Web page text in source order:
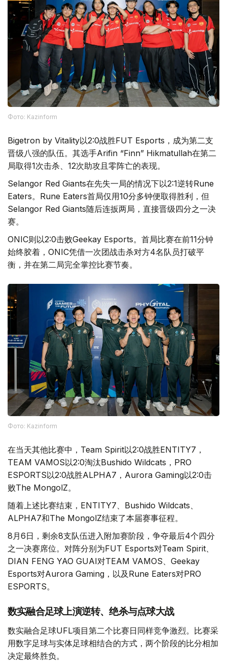
Фото: Kazinform
Bigetron by Vitality以2:0战胜FUT Esports，成为第二支
晋级八强的队伍。其选手Arifin “Finn” Hikmatullah在第二
局取得1次击杀、12次助攻且零阵亡的表现。
Selangor Red Giants在先失一局的情况下以2:1逆转Rune
Eaters。Rune Eaters首局仅用10分多钟便取得胜利，但
Selangor Red Giants随后连扳两局，直接晋级四分之一决
赛。
ONIC则以2:0击败Geekay Esports。首局比赛在前11分钟
始终胶着，ONIC凭借一次团战击杀对方4名队员打破平
衡，并在第二局完全掌控比赛节奏。
Фото: Kazinform
在当天其他比赛中，Team Spirit以2:0战胜ENTITY7，
TEAM VAMOS以2:0淘汰Bushido Wildcats，PRO
ESPORTS以2:0战胜ALPHA7，Aurora Gaming以2:0击
败The MongolZ。
随着上述比赛结束，ENTITY7、Bushido Wildcats、
ALPHA7和The MongolZ结束了本届赛事征程。
8月6日，剩余8支队伍进入附加赛阶段，争夺最后4个四分
之一决赛席位。对阵分别为FUT Esports对Team Spirit、
DIAN FENG YAO GUAI对TEAM VAMOS、Geekay
Esports对Aurora Gaming，以及Rune Eaters对PRO
ESPORTS。
数实融合足球上演逆转、绝杀与点球大战
数实融合足球UFL项目第二个比赛日同样竞争激烈。比赛采
用数字足球与实体足球相结合的方式，两个阶段的比分相加
决定最终胜负。